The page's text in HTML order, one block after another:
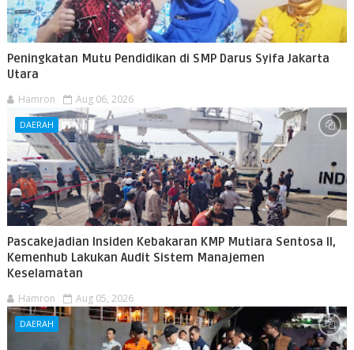
Peningkatan Mutu Pendidikan di SMP Darus Syifa Jakarta
Utara
Hamron Aug 06, 2026
DAERAH
Pascakejadian Insiden Kebakaran KMP Mutiara Sentosa II,
Kemenhub Lakukan Audit Sistem Manajemen
Keselamatan
Hamron Aug 05, 2026
DAERAH